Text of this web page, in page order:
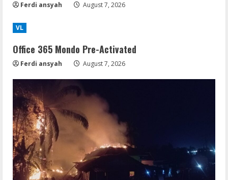
Ferdi ansyah August 7, 2026
VL
Office 365 Mondo Pre-Activated
Ferdi ansyah August 7, 2026